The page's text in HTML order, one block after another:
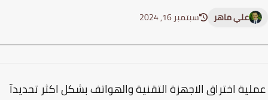
علي ماهر
سبتمبر 16, 2024
اختراق الاجهزة التقنية والهواتف بشكل اكثر تحديدآ